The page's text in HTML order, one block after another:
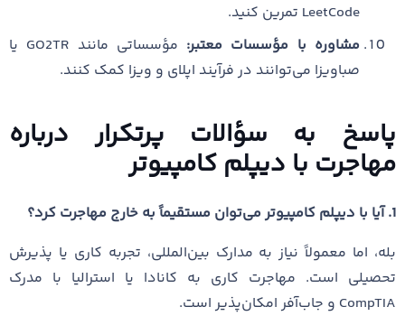
LeetCode تمرین کنید.
مشاوره با مؤسسات معتبر:
مؤسساتی مانند GO2TR یا
صباویزا می‌توانند در فرآیند اپلای و ویزا کمک کنند.
پاسخ به سؤالات پرتکرار درباره
مهاجرت با دیپلم کامپیوتر
1. آیا با دیپلم کامپیوتر می‌توان مستقیماً به خارج مهاجرت کرد؟
بله، اما معمولاً نیاز به مدارک بین‌المللی، تجربه کاری یا پذیرش
تحصیلی است. مهاجرت کاری به کانادا یا استرالیا با مدرک
CompTIA و جاب‌آفر امکان‌پذیر است.